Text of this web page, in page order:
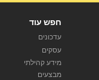
חפש עוד
עדכונים
עסקים
מידע קהילתי
מבצעים